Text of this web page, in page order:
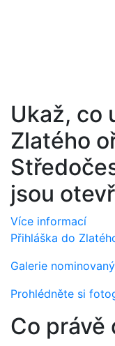
Ukaž, co
Zlatého
jsou
Více informací
Přihláška do
Galerie
Prohlédněte si
Co právě